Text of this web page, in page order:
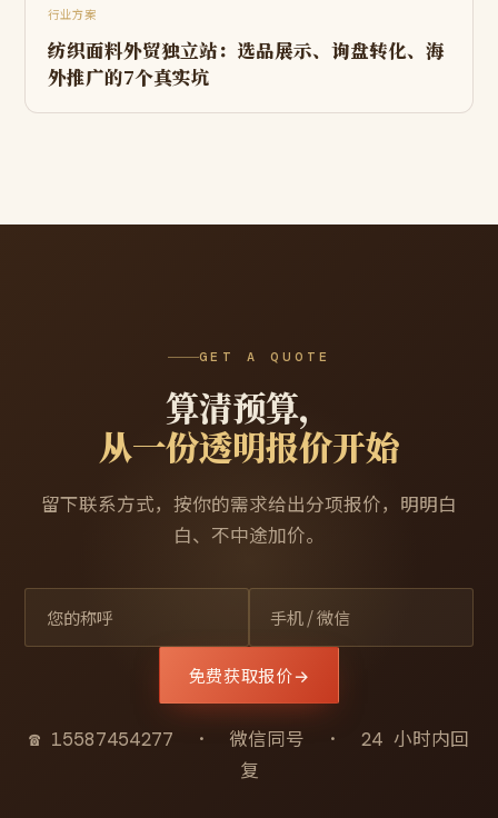
行业方案
纺织面料外贸独立站：选品展示、询盘转化、海
外推广的7个真实坑
GET A QUOTE
算清预算，
从一份透明报价开始
留下联系方式，按你的需求给出分项报价，明明白
白、不中途加价。
免费获取报价→
☎ 15587454277 · 微信同号 · 24 小时内回
复